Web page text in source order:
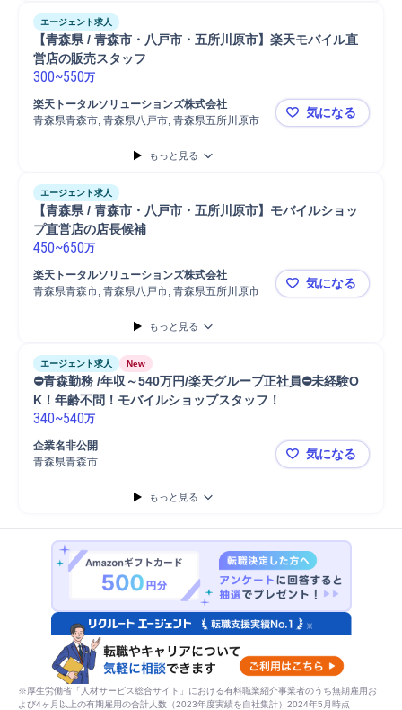
エージェント求人
【青森県 / 青森市・八戸市・五所川原市】楽天モバイル直
営店の販売スタッフ
300~550万
楽天トータルソリューションズ株式会社
青森県青森市, 青森県八戸市, 青森県五所川原市
【青森県 /
気になる
もっと見る
エージェント求人
【青森県 / 青森市・八戸市・五所川原市】モバイルショッ
プ直営店の店長候補
450~650万
楽天トータルソリューションズ株式会社
青森県青森市, 青森県八戸市, 青森県五所川原市
【青森県 /
気になる
もっと見る
エージェント求人 New
⛔青森勤務 /年収～540万円/楽天グループ正社員⛔未経験O
K！年齢不問！モバイルショップスタッフ！
340~540万
企業名非公開
青森県青森市
⛔青森勤務
気になる
もっと見る
※厚生労働省「人材サービス総合サイト」における有料職業紹介事業者のうち無期雇用お
よび4ヶ月以上の有期雇用の合計人数（2023年度実績を自社集計）2024年5月時点